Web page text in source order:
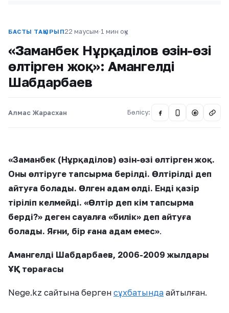
БАСТЫ ТАҚЫРЫП22 маусым·1 мин оқу
«Заманбек Нұрқаділов өзін-өзі
өлтірген жоқ»: Амангелді
Шабдарбаев
Алмас Жарасхан Бөлісу: @
«Заманбек (Нұрқаділов) өзін-өзі өлтірген жоқ.
Оны өлтіруге тапсырма берілді. Өлтірілді деп
айтуға болады. Өлген адам өлді. Енді қазір
тіріліп келмейді. «Өлтір деп кім тапсырма
берді?» деген сауалға «билік» деп айтуға
болады. Яғни, бір ғана адам емес».
Амангелді Шабдарбаев, 2006-2009 жылдары
ҰҚК төрағасы
Nege.kz сайтына берген сұхбатында айтылған.